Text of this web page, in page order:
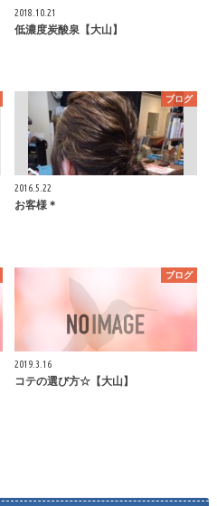
2018.10.21
低濃度炭酸泉【大山】
ブログ
2016.5.22
お客様＊
ブログ
2019.3.16
コテの選び方☆【大山】